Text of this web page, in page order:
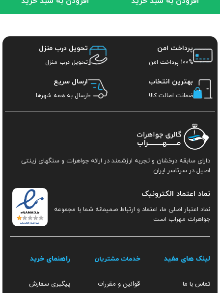
پرداخت امن
100% پرداخت امن
تحویل درب منزل
تحویل درب منزل
بهترین انتخاب
ضمانت اصالت کالا
ارسال سریع
ارسال به همه شهرها
دارای سابقه درخشان و تجربه ارزشمند در ارائه جواهرات و سنگهای زینتی
اصیل در سرتاسر ایران.
نماد اعتماد الکترونیک
نماد اعتبار اصلی ما، اعتماد و ارتباط صمیمانه شما با مجموعه
جواهرات مهراب است
لینک های مفید
تماس با ما
خدمات مشتریان
قوانین و مقررات
راهنمای خرید
پیگیری سفارش